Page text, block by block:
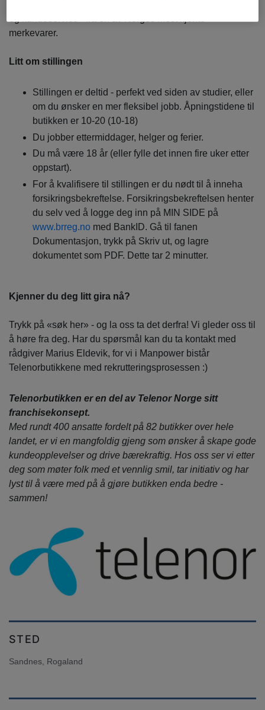
merkevarer.
Litt om stillingen
Stillingen er deltid - perfekt ved siden av studier, eller
om du ønsker en mer fleksibel jobb. Åpningstidene til
butikken er 10-20 (10-18)
Du jobber ettermiddager, helger og ferier.
Du må være 18 år (eller fylle det innen fire uker etter
oppstart).
For å kvalifisere til stillingen er du nødt til å inneha
forsikringsbekreftelse. Forsikringsbekreftelsen henter
du selv ved å logge deg inn på MIN SIDE på
www.brreg.no med BankID. Gå til fanen
Dokumentasjon, trykk på Skriv ut, og lagre
dokumentet som PDF. Dette tar 2 minutter.
Kjenner du deg litt gira nå?
Trykk på «søk her» - og la oss ta det derfra! Vi gleder oss til
å høre fra deg. Har du spørsmål kan du ta kontakt med
rådgiver Marius Eldevik, for vi i Manpower bistår
Telenorbutikkene med rekrutteringsprosessen :)
Telenorbutikken er en del av Telenor Norge sitt
franchisekonsept.
Med rundt 400 ansatte fordelt på 82 butikker over hele
landet, er vi en mangfoldig gjeng som ønsker å skape gode
kundeopplevelser og drive bærekraftig. Hos oss ser vi etter
deg som møter folk med et vennlig smil, tar initiativ og har
lyst til å være med på å gjøre butikken enda bedre -
sammen!
STED
Sandnes, Rogaland